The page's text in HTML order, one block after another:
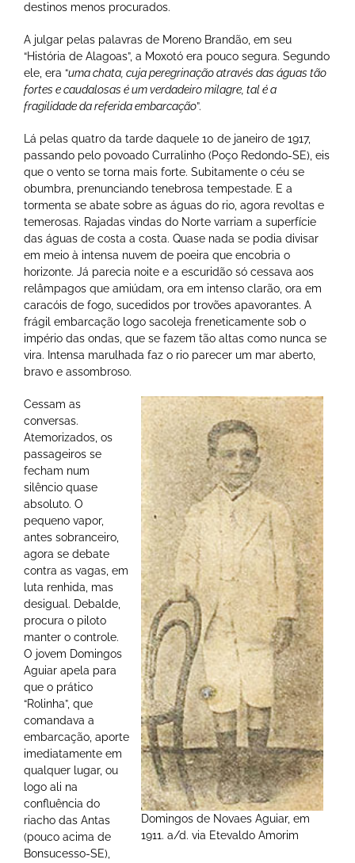
destinos menos procurados.
A julgar pelas palavras de Moreno Brandão, em seu
“História de Alagoas”, a Moxotó era pouco segura. Segundo
ele, era “uma chata, cuja peregrinação através das águas tão
fortes e caudalosas é um verdadeiro milagre, tal é a
fragilidade da referida embarcação”.
Lá pelas quatro da tarde daquele 10 de janeiro de 1917,
passando pelo povoado Curralinho (Poço Redondo-SE), eis
que o vento se torna mais forte. Subitamente o céu se
obumbra, prenunciando tenebrosa tempestade. E a
tormenta se abate sobre as águas do rio, agora revoltas e
temerosas. Rajadas vindas do Norte varriam a superfície
das águas de costa a costa. Quase nada se podia divisar
em meio à intensa nuvem de poeira que encobria o
horizonte. Já parecia noite e a escuridão só cessava aos
relâmpagos que amiúdam, ora em intenso clarão, ora em
caracóis de fogo, sucedidos por trovões apavorantes. A
frágil embarcação logo sacoleja freneticamente sob o
império das ondas, que se fazem tão altas como nunca se
vira. Intensa marulhada faz o rio parecer um mar aberto,
bravo e assombroso.
Domingos de Novaes Aguiar, em
1911. a/d. via Etevaldo Amorim
Cessam as
conversas.
Atemorizados, os
passageiros se
fecham num
silêncio quase
absoluto. O
pequeno vapor,
antes sobranceiro,
agora se debate
contra as vagas, em
luta renhida, mas
desigual. Debalde,
procura o piloto
manter o controle.
O jovem Domingos
Aguiar apela para
que o prático
“Rolinha”, que
comandava a
embarcação, aporte
imediatamente em
qualquer lugar, ou
logo ali na
confluência do
riacho das Antas
(pouco acima de
Bonsucesso-SE),